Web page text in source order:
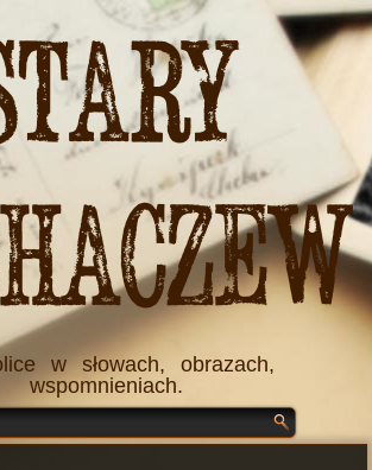
w słowach, obrazach,
wspomnieniach.